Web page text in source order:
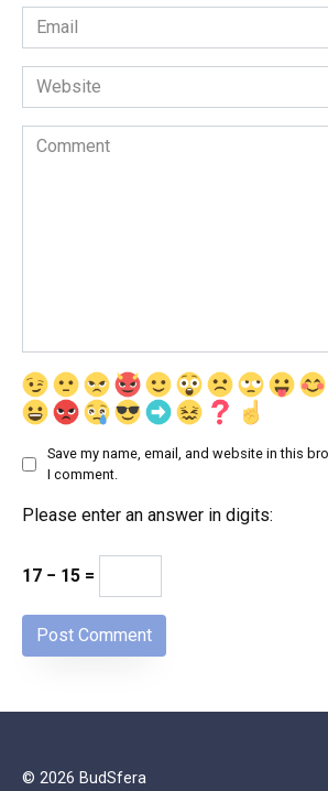
Email
*
Website
Comment
Save my name, email, and website in this
I comment.
Please enter an answer in digits:
17 − 15 =
© 2026 BudSfera